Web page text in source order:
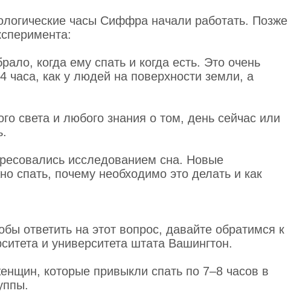
часы Сиффра начали работать. Позже
когда ему спать и когда есть. Это очень
как у людей на поверхности земли, а
света и любого знания о том, день сейчас или
исследованием сна. Новые
спать, почему необходимо это делать и как
ответить на этот вопрос, давайте обратимся к
и университета штата Вашингтон.
которые привыкли спать по 7–8 часов в